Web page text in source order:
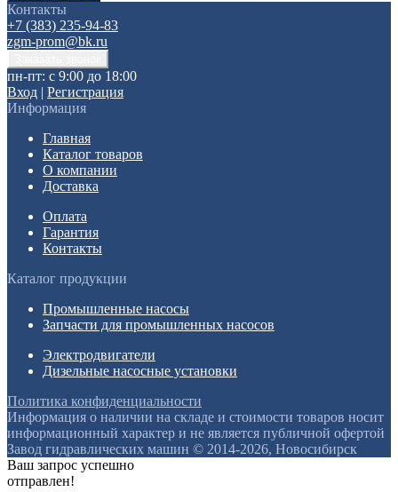
Контакты
+7 (383) 235-94-83
zgm-prom@bk.ru
пн-пт: с 9:00 до 18:00
Вход | Регистрация
Информация
Главная
Каталог товаров
О компании
Доставка
Оплата
Гарантия
Контакты
Каталог продукции
Промышленные насосы
Запчасти для промышленных насосов
Электродвигатели
Дизельные насосные установки
Политика конфиденциальности
Информация о наличии на складе и стоимости товаров носит
информационный характер и не является публичной офертой
Завод гидравлических машин © 2014-2026, Новосибирск
Ваш запрос успешно
отправлен!